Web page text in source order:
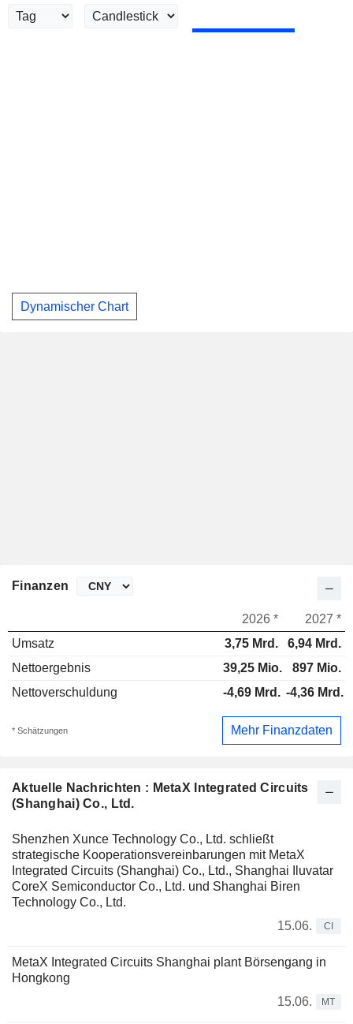
Dynamischer Chart
Aktuelle Nachrichten : MetaX Integrated Circuits
(Shanghai) Co., Ltd.
Shenzhen Xunce Technology Co., Ltd. schließt
strategische Kooperationsvereinbarungen mit MetaX
Integrated Circuits (Shanghai) Co., Ltd., Shanghai Iluvatar
CoreX Semiconductor Co., Ltd. und Shanghai Biren
Technology Co., Ltd.
15.06.
CI
MetaX Integrated Circuits Shanghai plant Börsengang in
Hongkong
15.06.
MT
Finanzen
2026 *
2027 *
Umsatz
3,75 Mrd.
6,94 Mrd.
Nettoergebnis
39,25 Mio.
897 Mio.
Nettoverschuldung
-4,69 Mrd. -4,36 Mrd.
* Schätzungen Mehr Finanzdaten